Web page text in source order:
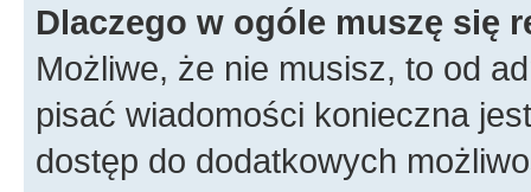
Dlaczego w ogóle muszę się
Możliwe, że nie musisz, to od
pisać wiadomości konieczna
dostęp do dodatkowych